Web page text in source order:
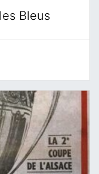
Bleus